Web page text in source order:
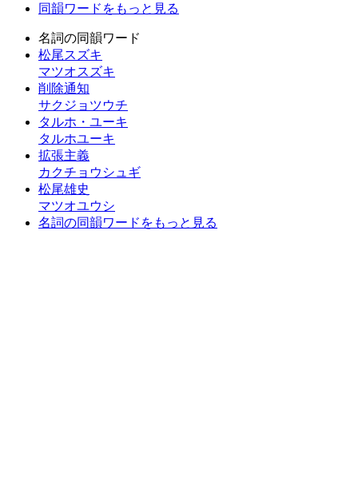
同韻ワードをもっと見る
名詞の同韻ワード
松尾スズキ
マツオスズキ
削除通知
サクジョツウチ
タルホ・ユーキ
タルホユーキ
拡張主義
カクチョウシュギ
松尾雄史
マツオユウシ
名詞の同韻ワードをもっと見る